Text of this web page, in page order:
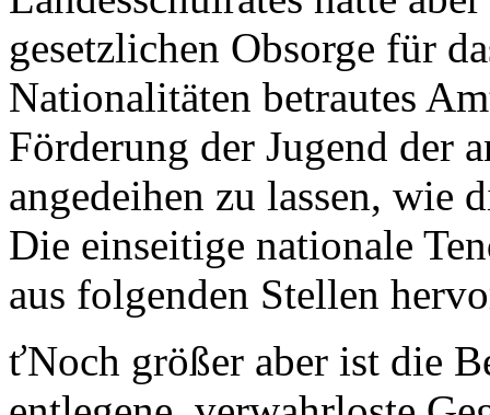
gesetzlichen Obsorge für
Nationalitäten betrautes
Förderung der Jugend der
angedeihen zu lassen, wie
Die einseitige nationale
aus folgenden Stellen
ťNoch größer aber ist die